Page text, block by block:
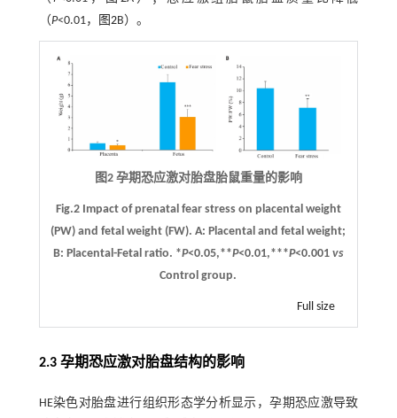
（P<0.01， 图2B）。
图2 孕期恐应激对胎盘胎鼠重量的影响
Fig.2 Impact of prenatal fear stress on placental weight
(PW) and fetal weight (FW).A: Placental and fetal weight;
B: Placental-Fetal ratio. *P<0.05,**P<0.01,***P<0.001 vs
Control group.
Full size
2.3 孕期恐应激对胎盘结构的影响
HE染色对胎盘进行组织形态学分析显示，孕期恐应激导致